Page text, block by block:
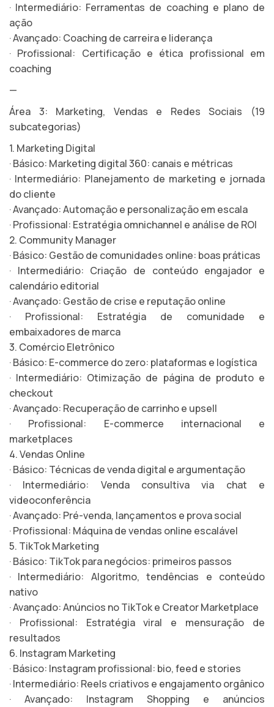
· Intermediário: Ferramentas de coaching e plano de
ação
· Avançado: Coaching de carreira e liderança
· Profissional: Certificação e ética profissional em
coaching
—
Área 3: Marketing, Vendas e Redes Sociais (19
subcategorias)
1. Marketing Digital
· Básico: Marketing digital 360: canais e métricas
· Intermediário: Planejamento de marketing e jornada
do cliente
· Avançado: Automação e personalização em escala
· Profissional: Estratégia omnichannel e análise de ROI
2. Community Manager
· Básico: Gestão de comunidades online: boas práticas
· Intermediário: Criação de conteúdo engajador e
calendário editorial
· Avançado: Gestão de crise e reputação online
· Profissional: Estratégia de comunidade e
embaixadores de marca
3. Comércio Eletrônico
· Básico: E-commerce do zero: plataformas e logística
· Intermediário: Otimização de página de produto e
checkout
· Avançado: Recuperação de carrinho e upsell
· Profissional: E-commerce internacional e
marketplaces
4. Vendas Online
· Básico: Técnicas de venda digital e argumentação
· Intermediário: Venda consultiva via chat e
videoconferência
· Avançado: Pré-venda, lançamentos e prova social
· Profissional: Máquina de vendas online escalável
5. TikTok Marketing
· Básico: TikTok para negócios: primeiros passos
· Intermediário: Algoritmo, tendências e conteúdo
nativo
· Avançado: Anúncios no TikTok e Creator Marketplace
· Profissional: Estratégia viral e mensuração de
resultados
6. Instagram Marketing
· Básico: Instagram profissional: bio, feed e stories
· Intermediário: Reels criativos e engajamento orgânico
· Avançado: Instagram Shopping e anúncios